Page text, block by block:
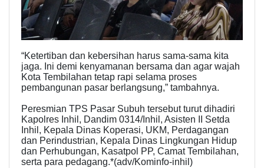
“Ketertiban dan kebersihan harus sama-sama kita
jaga. Ini demi kenyamanan bersama dan agar wajah
Kota Tembilahan tetap rapi selama proses
pembangunan pasar berlangsung,” tambahnya.
Peresmian TPS Pasar Subuh tersebut turut dihadiri
Kapolres Inhil, Dandim 0314/Inhil, Asisten II Setda
Inhil, Kepala Dinas Koperasi, UKM, Perdagangan
dan Perindustrian, Kepala Dinas Lingkungan Hidup
dan Perhubungan, Kasatpol PP, Camat Tembilahan,
serta para pedagang.*(adv/Kominfo-inhil)